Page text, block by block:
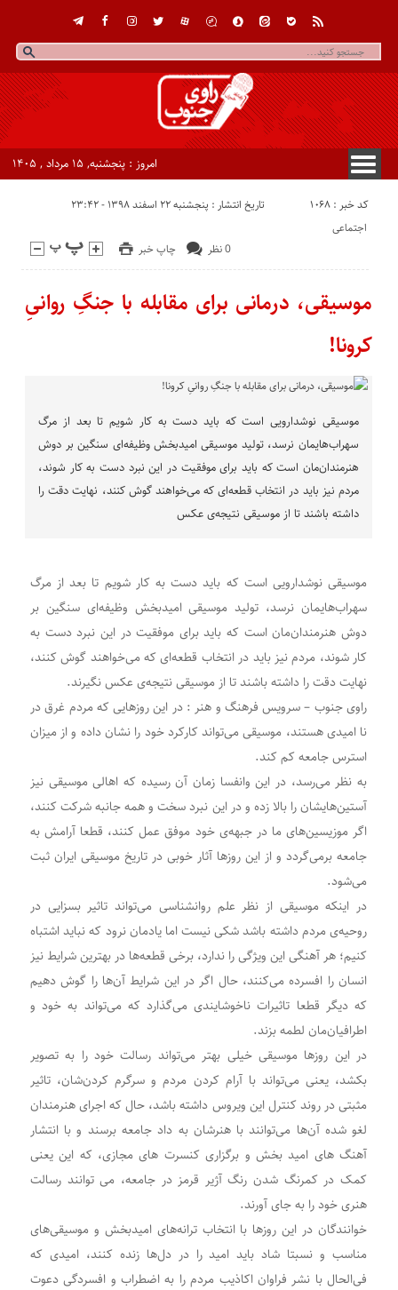
امروز : پنجشنبه, ۱۵ مرداد , ۱۴۰۵
کد خبر : 1068 تاریخ انتشار : پنجشنبه ۲۲ اسفند ۱۳۹۸ - ۲۳:۴۲
چاپ خبر 0 نظر
اجتماعی
موسیقی، درمانی برای مقابله با جنگِ روانیِ
کرونا!
موسیقی نوشدارویی است که باید دست به کار شویم تا بعد از مرگ
سهراب‌هایمان نرسد، تولید موسیقی امیدبخش وظیفه‌ای سنگین بر دوش
هنرمندان‌مان است که باید برای موفقیت در این نبرد دست به کار شوند،
مردم نیز باید در انتخاب‌ قطعه‌ای که می‌خواهند گوش کنند، نهایت دقت را
داشته باشند تا از موسیقی نتیجه‌ی عکس
موسیقی نوشدارویی است که باید دست به کار شویم تا بعد از مرگ
سهراب‌هایمان نرسد، تولید موسیقی امیدبخش وظیفه‌ای سنگین بر
دوش هنرمندان‌مان است که باید برای موفقیت در این نبرد دست به
کار شوند، مردم نیز باید در انتخاب‌ قطعه‌ای که می‌خواهند گوش کنند،
نهایت دقت را داشته باشند تا از موسیقی نتیجه‌ی عکس نگیرند.
راوی جنوب – سرویس فرهنگ و هنر : در این روزهایی که مردم غرق در
نا امیدی هستند، موسیقی می‌تواند کارکرد خود را نشان داده و از میزان
استرس جامعه کم کند.
به نظر می‌رسد، در این وانفسا زمان آن رسیده که اهالی موسیقی نیز
آستین‌هایشان را بالا زده و در این نبرد سخت و همه جانبه شرکت کنند،
اگر موزیسین‌های ما در جبهه‌ی خود موفق عمل کنند، قطعا آرامش به
جامعه برمی‌گردد و از این روزها آثار خوبی در تاریخ موسیقی ایران ثبت
می‌شود.
در اینکه موسیقی از نظر علم روانشناسی می‌تواند تاثیر بسزایی در
روحیه‌ی مردم داشته باشد شکی نیست اما یادمان نرود که نباید اشتباه
کنیم؛ هر آهنگی این ویژگی‌ را ندارد، برخی قطعه‌ها در بهترین شرایط نیز
انسان را افسرده می‌کنند، حال اگر در این شرایط آن‌ها را گوش دهیم
که دیگر قطعا تاثیرات ناخوشایندی می‌گذارد که می‌تواند به خود و
اطرافیان‌مان لطمه بزند.
در این روزها موسیقی خیلی بهتر می‌تواند رسالت خود را به تصویر
بکشد، یعنی می‌تواند با آرام کردن مردم و سرگرم کردن‌شان، تاثیر
مثبتی در روند کنترل این ویروس داشته باشد، حال که اجرای هنرمندان
لغو شده آن‌ها می‌توانند با هنرشان به داد جامعه برسند‌‌ و با انتشار
آهنگ های امید بخش و برگزاری کنسرت های مجازی، که این یعنی
کمک در کمرنگ شدن رنگ آژیر قرمز در جامعه‌‌، می توانند رسالت
هنری خود را به جای آورند.
خوانندگان در این روزها با انتخاب ترانه‌های امیدبخش و موسیقی‌های
مناسب و نسبتا شاد باید امید را در دل‌ها زنده کنند، امیدی که
فی‌الحال با نشر فراوان اکاذیب مردم را به اضطراب و افسردگی دعوت